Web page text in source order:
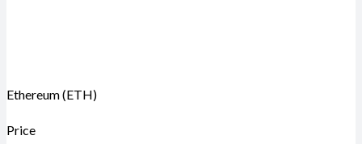
Ethereum (ETH)
Price